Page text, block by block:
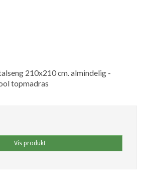
210x210 cm. almindelig -
topmadras
Vis produkt